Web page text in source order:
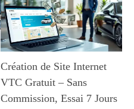
Création de Site Internet
VTC Gratuit – Sans
Commission, Essai 7 Jours